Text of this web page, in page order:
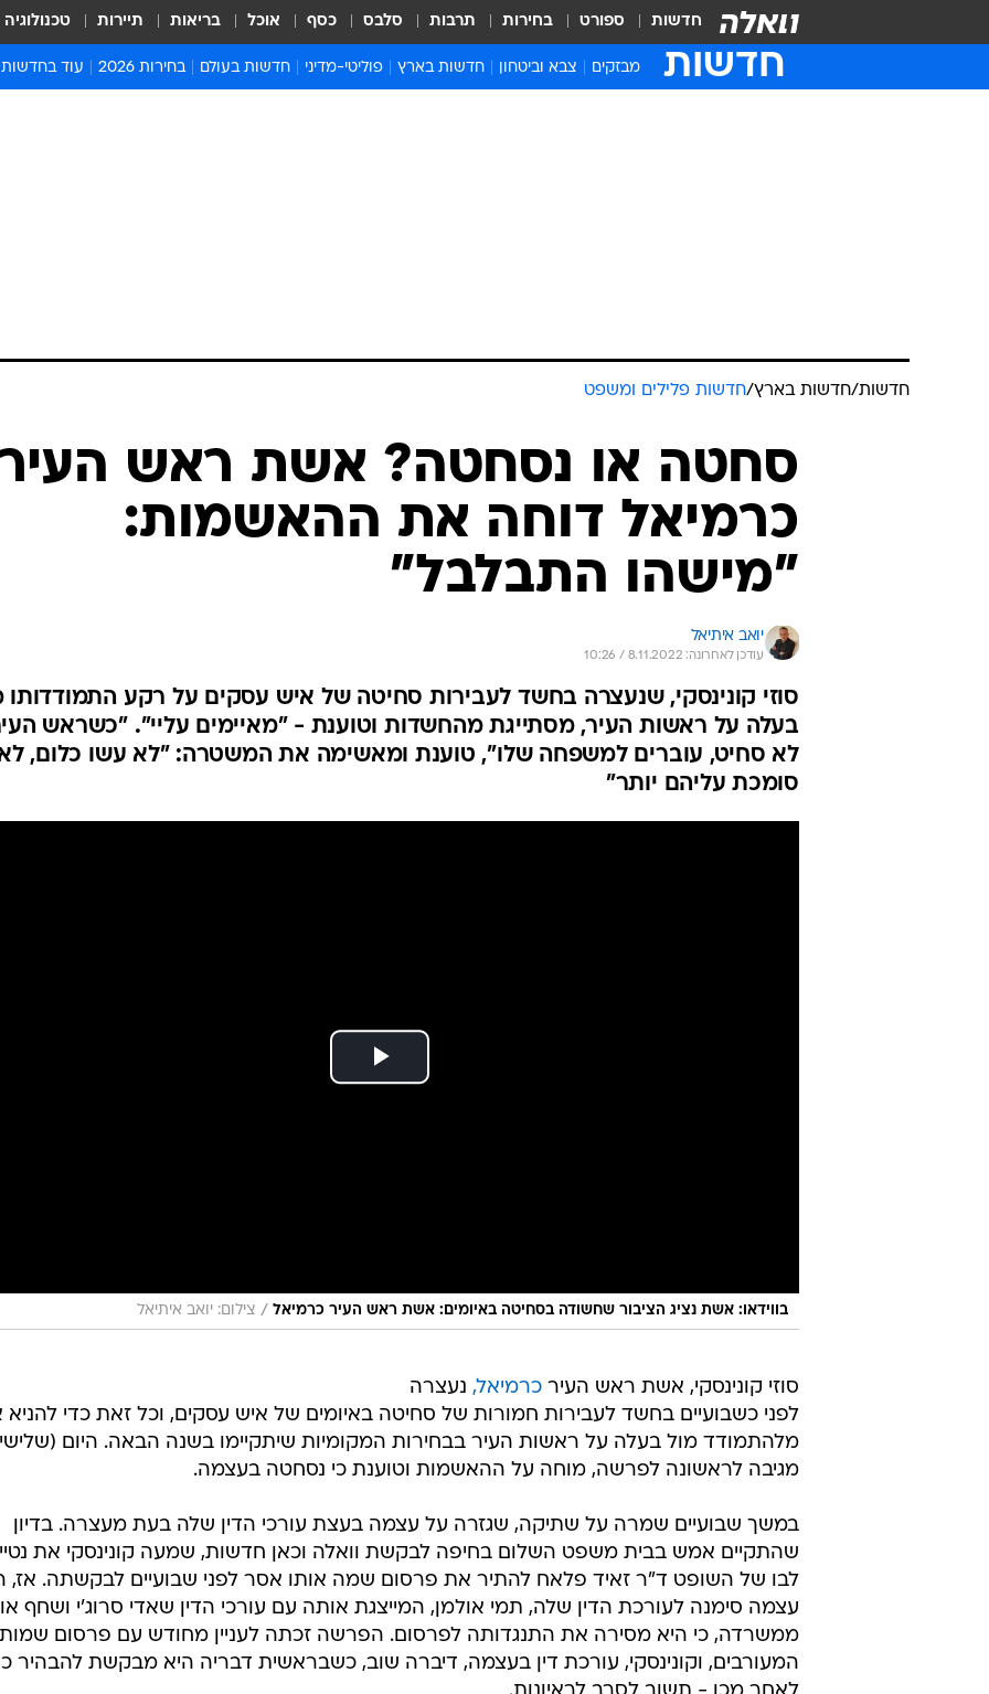
חדשות ספורט בחירות תרבות סלבס כסף אוכל בריאות תיירות טכנולוגיה
חדשות מבזקים צבא וביטחון חדשות בארץ פוליטי-מדיני חדשות בעולם בחירות 2026 עוד בחדשות
חדשות
חדשות/חדשות בארץ/חדשות פלילים ומשפט
סחטה או נסחטה? אשת ראש
כרמיאל דוחה את ההאשמות:
"מישהו התבלבל"
יואב איתיאל
עודכן לאחרונה: 8.11.2022 / 10:26
סוזי קונינסקי, שנעצרה בחשד לעבירות סחיטה של איש עסקים על רקע התמודדותו
בעלה על ראשות העיר, מסתייגת מהחשדות וטוענת - "מאיימים עליי". "כשראש
לא סחיט, עוברים למשפחה שלו", טוענת ומאשימה את המשטרה: "לא עשו כלום,
סומכת עליהם יותר"
בווידאו: אשת נציג הציבור שחשודה בסחיטה באיומים: אשת ראש העיר כרמיאל / צילום: יואב איתיאל
סוזי קונינסקי, אשת ראש העיר כרמיאל, נעצרה
לפני כשבועיים בחשד לעבירות חמורות של סחיטה באיומים של איש עסקים, וכל זאת כדי להניא
מלהתמודד מול בעלה על ראשות העיר בבחירות המקומיות שיתקיימו בשנה הבאה. היום
מגיבה לראשונה לפרשה, מוחה על ההאשמות וטוענת כי נסחטה בעצמה.
במשך שבועיים שמרה על שתיקה, שגזרה על עצמה בעצת עורכי הדין שלה בעת מעצרה. בדיון
שהתקיים אמש בבית משפט השלום בחיפה לבקשת וואלה וכאן חדשות, שמעה קונינסקי את
לבו של השופט ד"ר זאיד פלאח להתיר את פרסום שמה אותו אסר לפני שבועיים לבקשתה. אז,
עצמה סימנה לעורכת הדין שלה, תמי אולמן, המייצגת אותה עם עורכי הדין שאדי סרוג'י ושחף
ממשרדה, כי היא מסירה את התנגדותה לפרסום. הפרשה זכתה לעניין מחודש עם פרסום שמות
המעורבים, וקונינסקי, עורכת דין בעצמה, דיברה שוב, כשבראשית דבריה היא מבקשת להבהיר